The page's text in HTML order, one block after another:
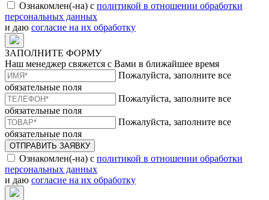
Ознакомлен(-на) с политикой в отношении обработки
персональных данных
и даю согласие на их обработку
ЗАПОЛНИТЕ ФОРМУ
Наш менеджер свяжется с Вами в ближайшее время
Пожалуйста, заполните все
обязательные поля
Пожалуйста, заполните все
обязательные поля
Пожалуйста, заполните все
обязательные поля
ОТПРАВИТЬ ЗАЯВКУ
Ознакомлен(-на) с политикой в отношении обработки
персональных данных
и даю согласие на их обработку